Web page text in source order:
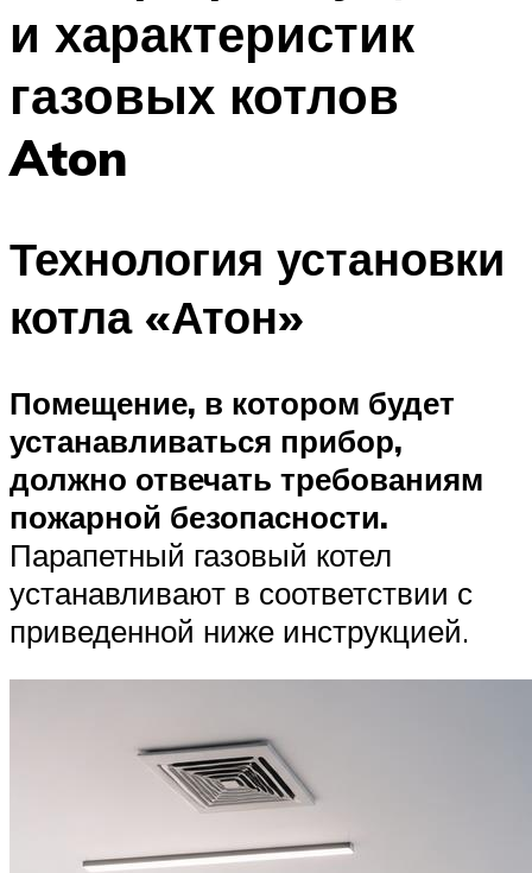
Меню
и характеристик
газовых котлов
Aton
Технология установки
котла «Атон»
Помещение, в котором будет
устанавливаться прибор,
должно отвечать требованиям
пожарной безопасности.
Парапетный газовый котел
устанавливают в соответствии с
приведенной ниже инструкцией.